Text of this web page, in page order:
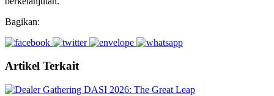
Bagikan:
Artikel Terkait